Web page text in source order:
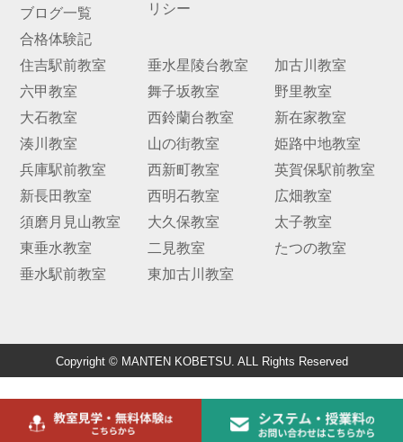
ブログ一覧
合格体験記
リシー
住吉駅前教室
六甲教室
大石教室
湊川教室
兵庫駅前教室
新長田教室
須磨月見山教室
東垂水教室
垂水駅前教室
垂水星陵台教室
舞子坂教室
西鈴蘭台教室
山の街教室
西新町教室
西明石教室
大久保教室
二見教室
東加古川教室
加古川教室
野里教室
新在家教室
姫路中地教室
英賀保駅前教室
広畑教室
太子教室
たつの教室
Copyright © MANTEN KOBETSU. ALL Rights Reserved